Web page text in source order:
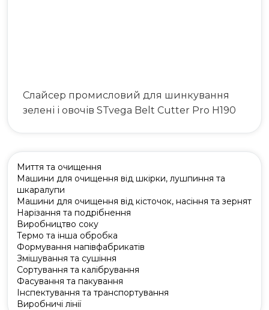
Слайсер промисловий для шинкування
зелені і овочів STvega Belt Cutter Pro H190
Миття та очищення
Машини для очищення від шкірки, лушпиння та
шкаралупи
Машини для очищення від кісточок, насіння та зернят
Нарізання та подрібнення
Виробництво соку
Термо та інша обробка
Формування напівфабрикатів
Змішування та сушіння
Сортування та калібрування
Фасування та пакування
Інспектування та транспортування
Виробничі лінії